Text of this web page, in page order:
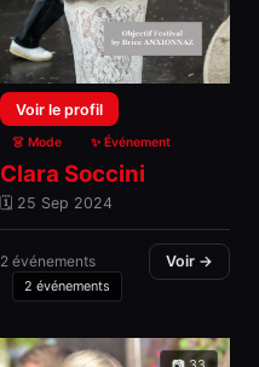
Voir le profil
2 événements
👗 Mode ✨ Événement
Clara Soccini
🗓 25 Sep 2024
2 événements Voir →